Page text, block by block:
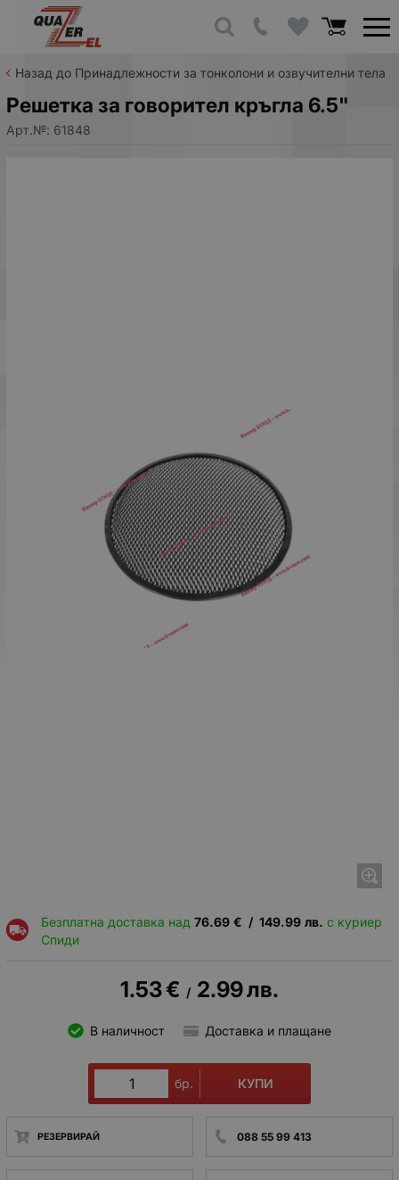
Назад до Принадлежности за тонколони и озвучителни тела
Решетка за говорител кръгла 6.5"
Арт.№: 61848
Безплатна доставка над 76.69 € / 149.99 лв. с куриер
Спиди
1.53€ / 2.99лв.
В наличност Доставка и плащане
бр. КУПИ
РЕЗЕРВИРАЙ 088 55 99 413